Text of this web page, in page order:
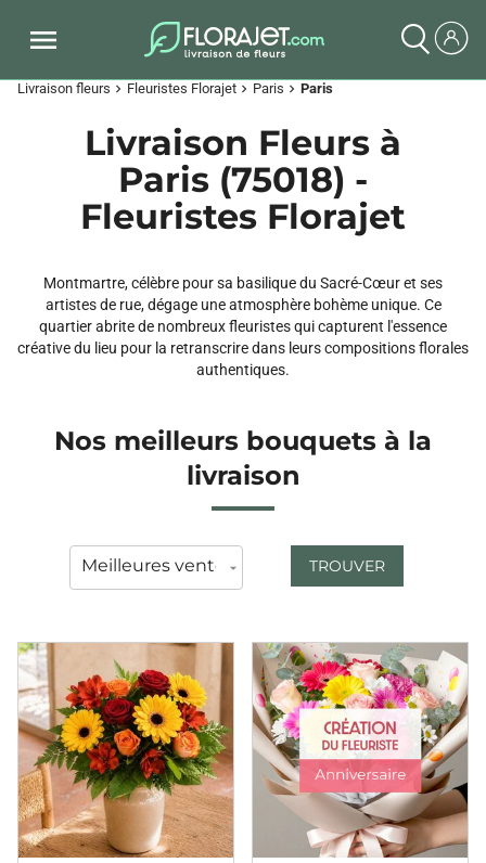
Livraison fleurs chevron_right Fleuristes Florajet chevron_right Paris chevron_right Paris
Livraison Fleurs à
Paris (75018) -
Fleuristes Florajet
Montmartre, célèbre pour sa basilique du Sacré-Cœur et ses
artistes de rue, dégage une atmosphère bohème unique. Ce
quartier abrite de nombreux fleuristes qui capturent l'essence
créative du lieu pour la retranscrire dans leurs compositions florales
authentiques.
Nos meilleurs bouquets à la
livraison
TROUVER